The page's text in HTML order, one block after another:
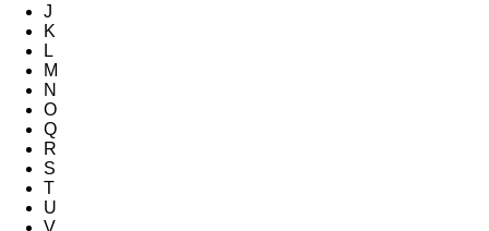
J
K
L
M
N
O
Q
R
S
T
U
V